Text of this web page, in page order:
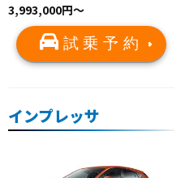
3,993,000円〜
試乗予約
インプレッサ